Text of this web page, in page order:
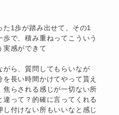
た1歩が踏み出せて、その1
で、積み重ねってこういう
実感ができて
がら、質問してもらいなが
を長い時間かけてやって貰え
焦らされる感じが一切ない所
違って？的確に言ってくれる
し付けない所もいいなと感じ